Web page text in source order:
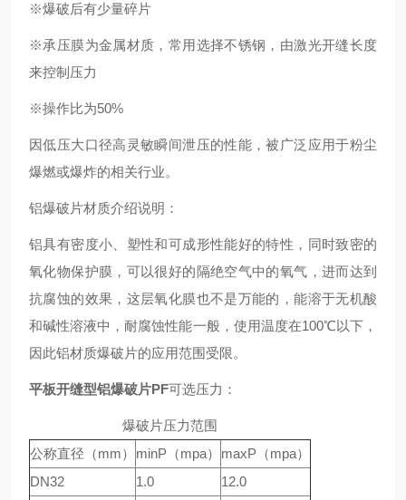
※爆破后有少量碎片
※承压膜为金属材质，常用选择不锈钢，由激光开缝长度
来控制压力
※操作比为50%
因低压大口径高灵敏瞬间泄压的性能，被广泛应用于粉尘
爆燃或爆炸的相关行业。
铝爆破片材质介绍说明：
铝具有密度小、塑性和可成形性能好的特性，同时致密的
氧化物保护膜，可以很好的隔绝空气中的氧气，进而达到
抗腐蚀的效果，这层氧化膜也不是万能的，能溶于无机酸
和碱性溶液中，耐腐蚀性能一般，使用温度在100℃以下，
因此铝材质爆破片的应用范围受限。
平板开缝型铝爆破片PF可选压力：
爆破片压力范围
公称直径（mm）
minP（mpa）
maxP（mpa）
DN32
1.0
12.0